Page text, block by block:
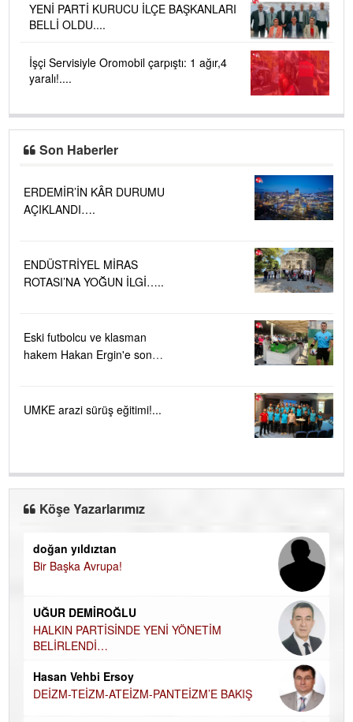
YENİ PARTİ KURUCU İLÇE BAŞKANLARI
BELLİ OLDU....
İşçi Servisiyle Oromobil çarpıştı: 1 ağır,4
yaralı!....
Son Haberler
ERDEMİR’İN KÂR DURUMU
AÇIKLANDI….
ENDÜSTRİYEL MİRAS
ROTASI’NA YOĞUN İLGİ…..
Eski futbolcu ve klasman
hakem Hakan Ergin'e son
UMKE arazi sürüş eğitimi!...
Köşe Yazarlarımız
doğan yıldıztan
Bir Başka Avrupa!
UĞUR DEMİROĞLU
HALKIN PARTİSİNDE YENİ YÖNETİM
BELİRLENDİ…
Hasan Vehbi Ersoy
DEİZM-TEİZM-ATEİZM-PANTEİZM’E BAKIŞ